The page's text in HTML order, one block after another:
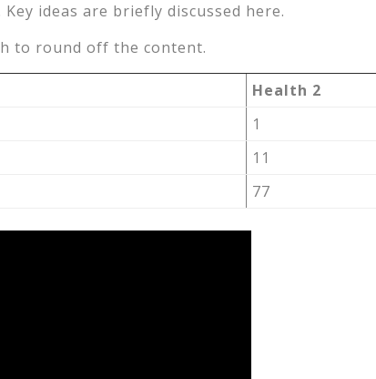
ideas are briefly discussed here.
to round off the content.
Health 2
1
11
77